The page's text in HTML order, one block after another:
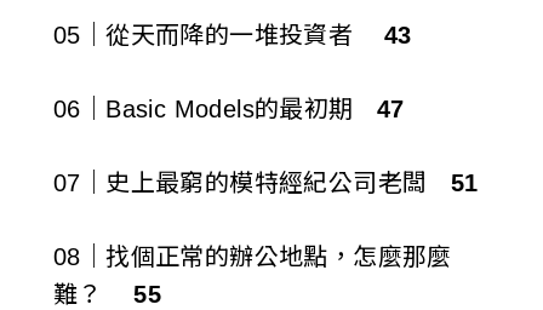
05｜從天而降的一堆投資者 43
06｜Basic Models的最初期 47
07｜史上最窮的模特經紀公司老闆 51
08｜找個正常的辦公地點，怎麼那麼
難？55